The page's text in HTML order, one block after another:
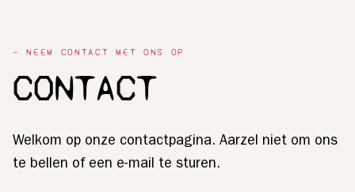
— NEEM CONTACT MET ONS OP
CONTACT
Welkom op onze contactpagina. Aarzel niet om ons
te bellen of een e-mail te sturen.